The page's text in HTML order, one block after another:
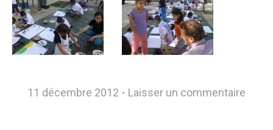
11 décembre 2012 Laisser un commentaire